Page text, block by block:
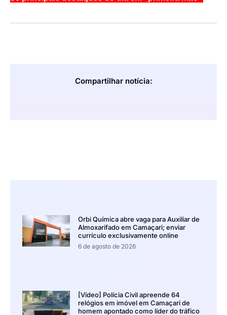
Compartilhar notícia:
Orbi Química abre vaga para Auxiliar de
Almoxarifado em Camaçari; enviar
currículo exclusivamente online
6 de agosto de 2026
[Vídeo] Polícia Civil apreende 64
relógios em imóvel em Camaçari de
homem apontado como líder do tráfico